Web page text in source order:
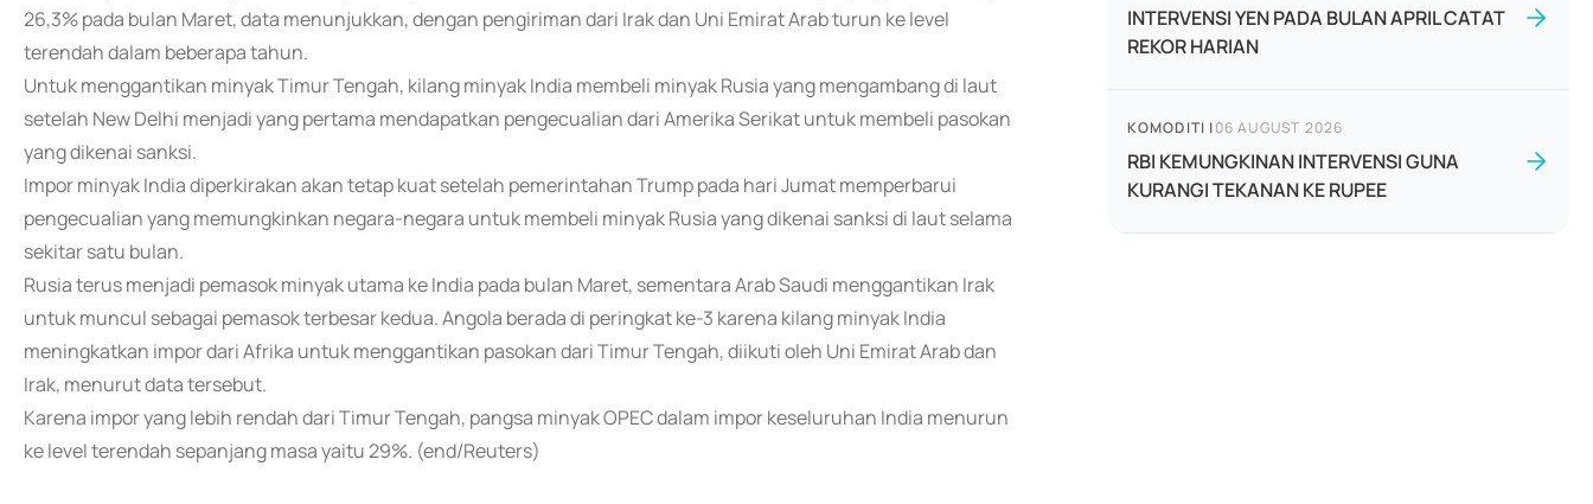
26,3% pada bulan Maret, data menunjukkan, dengan pengiriman dari Irak dan Uni Emirat Arab turun ke level
terendah dalam beberapa tahun.
Untuk menggantikan minyak Timur Tengah, kilang minyak India membeli minyak Rusia yang mengambang di laut
setelah New Delhi menjadi yang pertama mendapatkan pengecualian dari Amerika Serikat untuk membeli pasokan
yang dikenai sanksi.
Impor minyak India diperkirakan akan tetap kuat setelah pemerintahan Trump pada hari Jumat memperbarui
pengecualian yang memungkinkan negara-negara untuk membeli minyak Rusia yang dikenai sanksi di laut selama
sekitar satu bulan.
Rusia terus menjadi pemasok minyak utama ke India pada bulan Maret, sementara Arab Saudi menggantikan Irak
untuk muncul sebagai pemasok terbesar kedua. Angola berada di peringkat ke-3 karena kilang minyak India
meningkatkan impor dari Afrika untuk menggantikan pasokan dari Timur Tengah, diikuti oleh Uni Emirat Arab dan
Irak, menurut data tersebut.
Karena impor yang lebih rendah dari Timur Tengah, pangsa minyak OPEC dalam impor keseluruhan India menurun
ke level terendah sepanjang masa yaitu 29%. (end/Reuters)
INTERVENSI YEN PADA BULAN APRIL CATAT
REKOR HARIAN
KOMODITI |06 AUGUST 2026
RBI KEMUNGKINAN INTERVENSI GUNA
KURANGI TEKANAN KE RUPEE